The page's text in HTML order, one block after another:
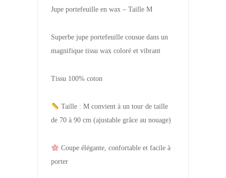
Jupe portefeuille en wax – Taille M
Superbe jupe portefeuille cousue dans un
magnifique tissu wax coloré et vibrant
Tissu 100% coton
Taille : M convient à un tour de taille
de 70 à 90 cm (ajustable grâce au nouage)
Coupe élégante, confortable et facile à
porter